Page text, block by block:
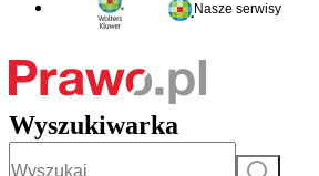
Nasze serwisy
Wyszukiwarka
Szukaj